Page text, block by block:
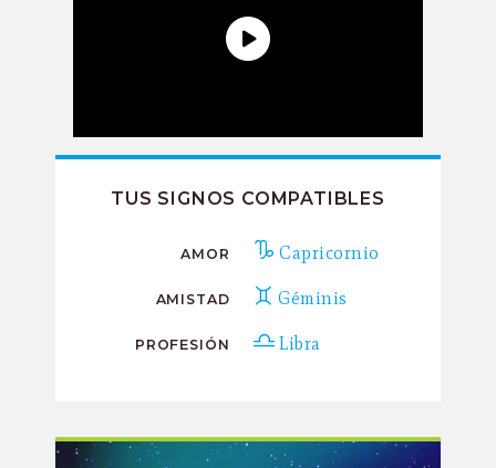
TUS SIGNOS COMPATIBLES
AMOR Capricornio
AMISTAD Géminis
PROFESIÓN Libra